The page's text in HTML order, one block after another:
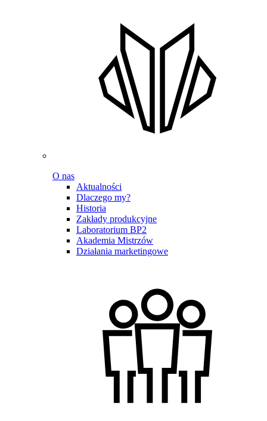
O nas
Aktualności
Dlaczego my?
Historia
Zakłady produkcyjne
Laboratorium BP2
Akademia Mistrzów
Działania marketingowe